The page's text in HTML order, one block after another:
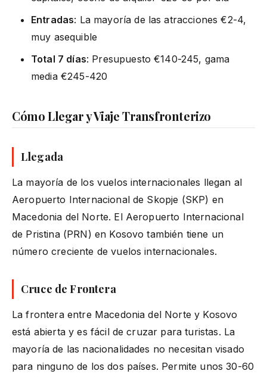
Entradas: La mayoría de las atracciones €2-4,
muy asequible
Total 7 días: Presupuesto €140-245, gama
media €245-420
Cómo Llegar y Viaje Transfronterizo
Llegada
La mayoría de los vuelos internacionales llegan al
Aeropuerto Internacional de Skopje (SKP) en
Macedonia del Norte. El Aeropuerto Internacional
de Pristina (PRN) en Kosovo también tiene un
número creciente de vuelos internacionales.
Cruce de Frontera
La frontera entre Macedonia del Norte y Kosovo
está abierta y es fácil de cruzar para turistas. La
mayoría de las nacionalidades no necesitan visado
para ninguno de los dos países. Permite unos 30-60